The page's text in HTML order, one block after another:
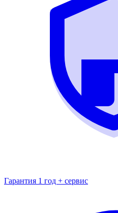
Гарантия 1 год + сервис